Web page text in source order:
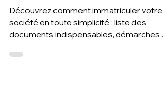
en France ? Le guide complet pour
les entrepreneurs
Découvrez comment immatriculer votre
documents indispensables, démarches
conseils pratiques T2F